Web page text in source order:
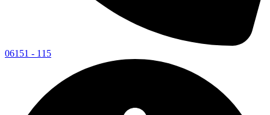
06151 - 115